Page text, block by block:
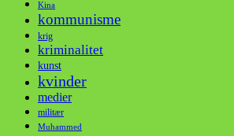
Kina
kommunisme
krig
kriminalitet
kunst
kvinder
medier
militær
Muhammed